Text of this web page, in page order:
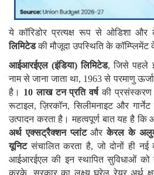
ये कॉरिडोर प्रत्यक्ष रूप से ओडिशा
लिमिटेडकी मौजूदा उपस्थिति के
आईआरईएल (इंडिया) लिमिटेड, जिसे पहले
नाम से जाना जाता था, 1963 से परमाणु
है। 10लाख टन प्रति वर्षकी प्रसंस्करण
रूटाइल, ज़िरकॉन, सिलीमनाइट और
उत्पादन करता है। महत्वपूर्ण बात यह है
अर्थ एक्सट्रैक्शन प्लांटऔरकेरल के
यूनिटसंचालित करता है, जो दोनों ही
आईआरईएल की इन स्थापित सुविधाओं को
करके, सरकार का लक्ष्य घरेलू रेयर अर्थ